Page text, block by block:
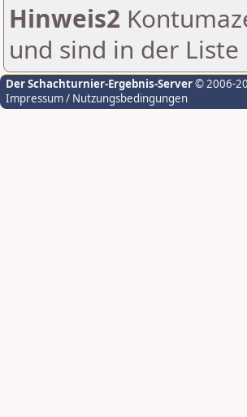
Hinweis2
und sind in der
Der Schachturnier-Ergebnis-Server© 2006-
Impressum / Nutzungsbedingungen